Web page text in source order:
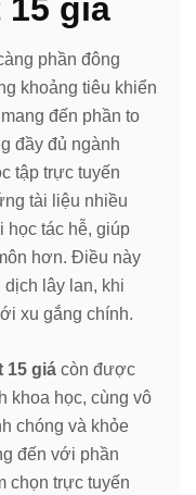
15 giá
phần đông
khoảng tiêu khiển
đến phần to
đầy đủ ngành
tập trực tuyến
tài liệu nhiều
học tác hễ, giúp
hơn. Điều này
dịch lây lan, khi
xu gắng chính.
15 giá còn được
khoa học, cùng vô
chóng và khỏe
đến với phần
chọn trực tuyến